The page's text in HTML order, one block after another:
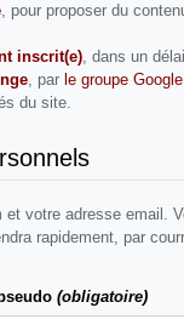
, pour proposer du
inscrit(e), dans un
, par le groupe
du site.
et votre adresse email.
rapidement, par
(obligatoire)